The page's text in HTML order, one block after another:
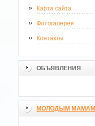
Карта сайта
Фотогалерея
Контакты
ОБЪЯВЛЕНИЯ
МОЛОДЫМ МАМАМ